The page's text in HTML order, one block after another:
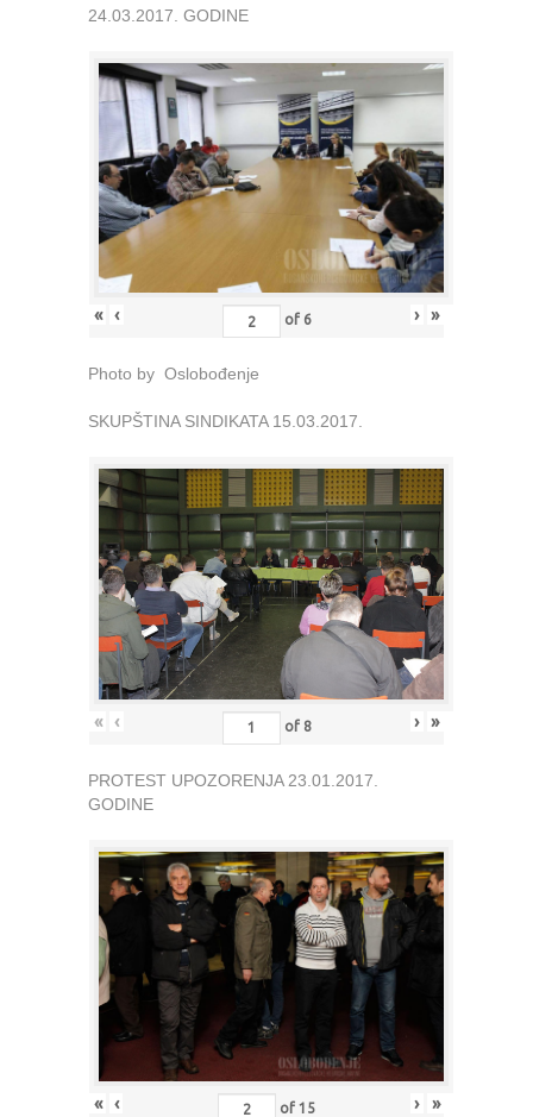
24.03.2017. GODINE
« ‹ of 6 › »
Photo by Oslobođenje
SKUPŠTINA SINDIKATA 15.03.2017.
« ‹ of 8 › »
PROTEST UPOZORENJA 23.01.2017.
GODINE
« ‹ of 15 › »